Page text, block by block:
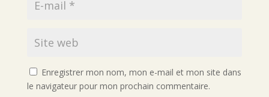
Enregistrer mon nom, mon e-mail et mon site dans
le navigateur pour mon prochain commentaire.